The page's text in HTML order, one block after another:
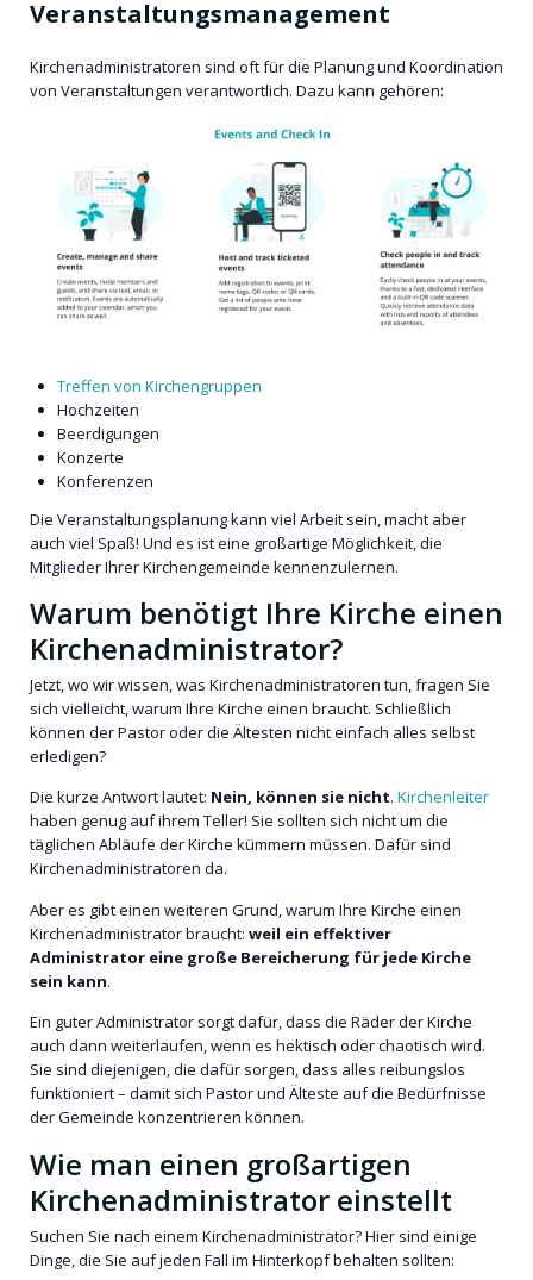
Veranstaltungsmanagement
Kirchenadministratoren sind oft für die Planung und Koordination
von Veranstaltungen verantwortlich. Dazu kann gehören:
Treffen von Kirchengruppen
Hochzeiten
Beerdigungen
Konzerte
Konferenzen
Die Veranstaltungsplanung kann viel Arbeit sein, macht aber
auch viel Spaß! Und es ist eine großartige Möglichkeit, die
Mitglieder Ihrer Kirchengemeinde kennenzulernen.
Warum benötigt Ihre Kirche einen
Kirchenadministrator?
Jetzt, wo wir wissen, was Kirchenadministratoren tun, fragen Sie
sich vielleicht, warum Ihre Kirche einen braucht. Schließlich
können der Pastor oder die Ältesten nicht einfach alles selbst
erledigen?
Die kurze Antwort lautet: Nein, können sie nicht. Kirchenleiter
haben genug auf ihrem Teller! Sie sollten sich nicht um die
täglichen Abläufe der Kirche kümmern müssen. Dafür sind
Kirchenadministratoren da.
Aber es gibt einen weiteren Grund, warum Ihre Kirche einen
Kirchenadministrator braucht: weil ein effektiver
Administrator eine große Bereicherung für jede Kirche
sein kann.
Ein guter Administrator sorgt dafür, dass die Räder der Kirche
auch dann weiterlaufen, wenn es hektisch oder chaotisch wird.
Sie sind diejenigen, die dafür sorgen, dass alles reibungslos
funktioniert – damit sich Pastor und Älteste auf die Bedürfnisse
der Gemeinde konzentrieren können.
Wie man einen großartigen
Kirchenadministrator einstellt
Suchen Sie nach einem Kirchenadministrator? Hier sind einige
Dinge, die Sie auf jeden Fall im Hinterkopf behalten sollten: